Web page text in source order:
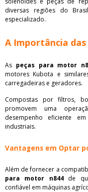
diversas regiões do
especializado.
A Importância
As peças para motor
motores Kubota e
carregadeiras e geradores.
Compostas por filtros,
promovem uma
desempenho eficiente
industriais.
Vantagens em Optar
Além de fornecer a
para motor n844de
confiável em máquinas